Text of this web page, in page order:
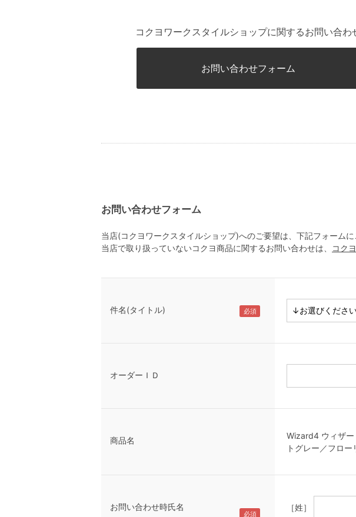
コクヨワークスタイルショップに関するお問い合わ
お問い合わせフォーム
お問い合わせフォーム
当店(コクヨワークスタイルショップ)へのご要望は、下記フォームに
当店で取り扱っていないコクヨ商品に関するお問い合わせは、
コク
件名(タイトル)
オーダーＩＤ
商品名
Wizard4 ウィザー
トグレー／フロ
お問い合わせ時氏名 ［姓］